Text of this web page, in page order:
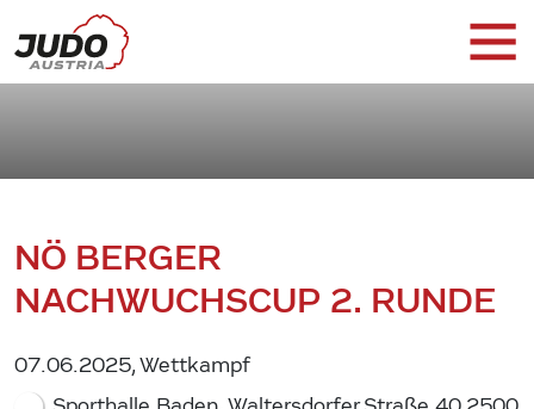
NÖ BERGER
NACHWUCHSCUP 2. RUNDE
07.06.2025, Wettkampf